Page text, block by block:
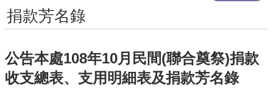
捐款芳名錄
公告本處108年10月民間(聯合奠祭)捐款
收支總表、支用明細表及捐款芳名錄